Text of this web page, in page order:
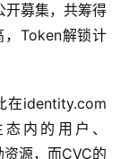
募集，共筹得
Token解锁计
在identity.com
内的用户、
源，而CVC的